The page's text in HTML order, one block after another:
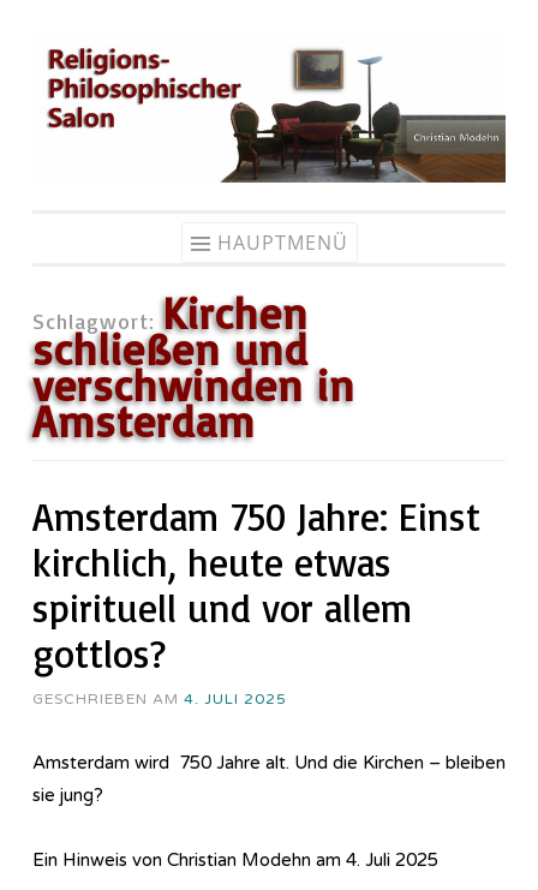
Zum
Inhalt
springen
HAUPTMENÜ
Schlagwort: Kirchen
schließen und
verschwinden in
Amsterdam
Amsterdam 750 Jahre: Einst
kirchlich, heute etwas
spirituell und vor allem
gottlos?
GESCHRIEBEN AM 4. JULI 2025
Amsterdam wird 750 Jahre alt. Und die Kirchen – bleiben
sie jung?
Ein Hinweis von Christian Modehn am 4. Juli 2025